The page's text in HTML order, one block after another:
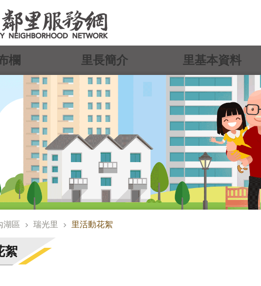
欄 里長簡介 里基本資料
湖區 瑞光里 里活動花絮
絮